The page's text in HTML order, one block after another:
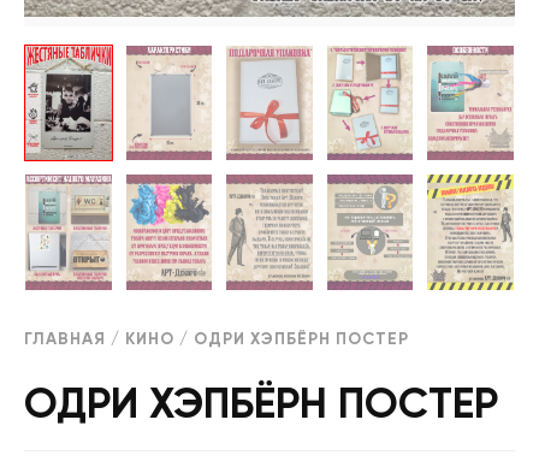
ГЛАВНАЯ / КИНО / ОДРИ ХЭПБЁРН ПОСТЕР
ОДРИ ХЭПБЁРН ПОСТЕР